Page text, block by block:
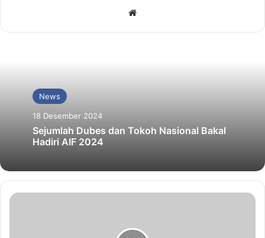
News
18 Desember 2024
Sejumlah Dubes dan Tokoh Nasional Bakal
Hadiri AIF 2024